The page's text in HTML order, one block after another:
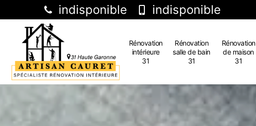
indisponible indisponible
Rénovation
intérieure
31
Rénovation
salle de bain
31
Rénovation
de maison
31